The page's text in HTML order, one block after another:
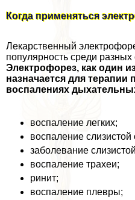
Когда применяться
Лекарственный
популярность среди
Электрофорез, как один
назначается для
воспалениях
воспаление легких;
воспаление
заболевание
воспаление трахеи;
ринит;
воспаление плевры;